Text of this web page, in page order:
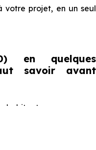
votre projet, en un seul
en quelques
savoir avant
habitants, avec une